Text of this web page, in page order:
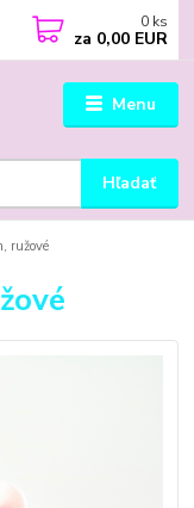
Menu
Hľadať
0 ks
za 0,00 EUR
ružové